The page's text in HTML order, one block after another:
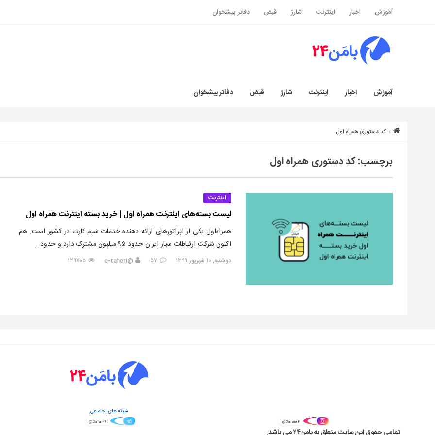
آموزش اخبار اینترنت شارژ قبض دفاتر پیشخوان
آموزش اخبار اینترنت شارژ قبض دفاتر پیشخوان
کد دستوری همراه اول
برچسب:کد دستوری همراه اول
اینترنت
لیست بسته‌های اینترنت همراه اول | خرید بسته اینترنت همراه اول
همراه‌اول یکی از اپراتورهای ارائه دهنده خدمات سیم کارت در کشور است. هم
اکنون شرکت ارتباطات سیار ایران حدود ۹۵ میلیون مشترک دارد و حدود…
دوشنبه, ۱۰ شهریور ۱۳۹۹ ۵۷ @e-taheri ۱۲۹۷۰۵
شبکه های اجتماعی
@Baman۲۴ @Baman۲۴
تمامی حقوق این سایت متعلق به بامن۲۴ می باشد.